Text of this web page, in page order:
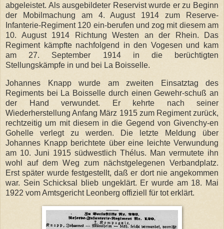
abgeleistet. Als ausgebildeter Reservist wurde er zu Beginn
der Mobilmachung am 4. August 1914 zum Reserve-
Infanterie-Regiment 120 ein-berufen und zog mit diesem am
10. August 1914 Richtung Westen an der Rhein. Das
Regiment kämpfte nachfolgend in den Vogesen und kam
am 27. September 1914 in die berüchtigten
Stellungskämpfe in und bei La Boisselle.
Johannes Knapp wurde am zweiten Einsatztag des
Regiments bei La Boisselle durch einen Gewehr-schuß an
der Hand verwundet. Er kehrte nach seiner
Wiederherstellung Anfang März 1915 zum Regiment zurück,
rechtzeitig um mit diesem in die Gegend von Givenchy-en
Gohelle verlegt zu werden. Die letzte Meldung über
Johannes Knapp berichtete über eine leichte Verwundung
am 10. Juni 1915 südwestlich Thélus. Man vermutete ihn
wohl auf dem Weg zum nächstgelegenen Verbandplatz.
Erst später wurde festgestellt, daß er dort nie angekommen
war. Sein Schicksal blieb ungeklärt. Er wurde am 18. Mai
1922 vom Amtsgericht Leonberg offiziell für tot erklärt.